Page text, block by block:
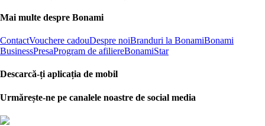
Mai multe despre Bonami
ContactVouchere cadouDespre noiBranduri la BonamiBonami
BusinessPresaProgram de afiliereBonamiStar
Descarcă-ți aplicația de mobil
Urmărește-ne pe canalele noastre de social media